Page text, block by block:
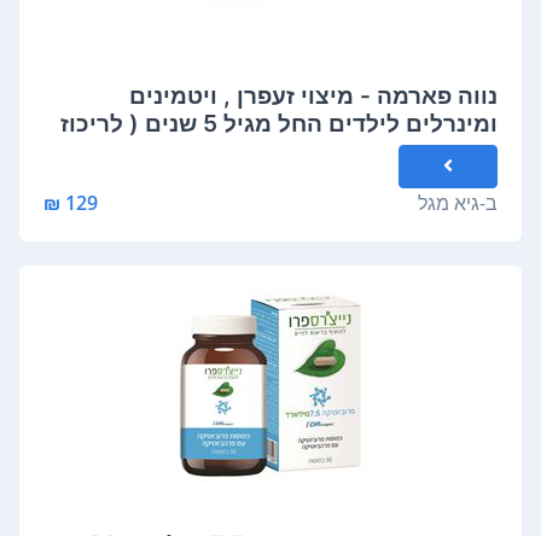
נווה פארמה - מיצוי זעפרן , ויטמינים
ומינרלים לילדים החל מגיל 5 שנים ( לריכוז
180 גרם Naveh Pharma BE FOCUS
ב-גיא מגל 129 ₪